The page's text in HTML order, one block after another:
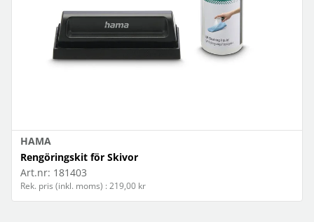
HAMA
Rengöringskit för Skivor
Art.nr: 181403
Rek. pris (inkl. moms) : 219,00 kr